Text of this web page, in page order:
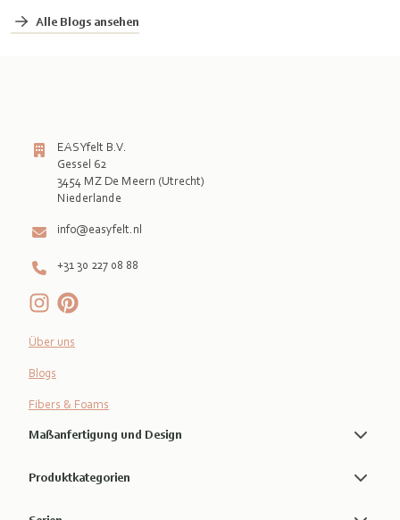
Alle Blogs ansehen
EASYfelt B.V.
Gessel 62
3454 MZ De Meern (Utrecht)
info@easyfelt.nl
+31 30 227 08 88
Über uns
Blogs
Fibers & Foams
Maßanfertigung und Design
Produktkategorien